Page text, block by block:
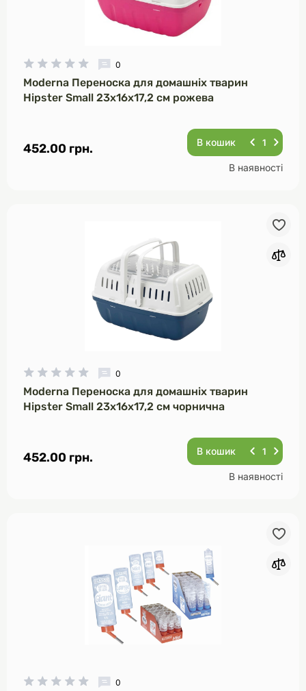
0
Moderna Переноска для домашніх тварин
Hipster Small 23х16х17,2 см рожева
452.00 грн. В кошик
В наявності
0
Moderna Переноска для домашніх тварин
Hipster Small 23х16х17,2 см чорнична
452.00 грн. В кошик
В наявності
0